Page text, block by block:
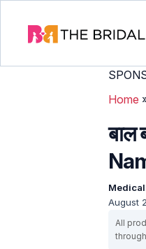
Home
बाल
August
All